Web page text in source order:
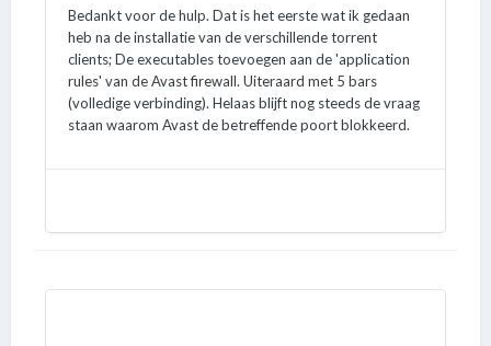
Bedankt voor de hulp. Dat is het eerste wat ik gedaan
heb na de installatie van de verschillende torrent
clients; De executables toevoegen aan de 'application
rules' van de Avast firewall. Uiteraard met 5 bars
(volledige verbinding). Helaas blijft nog steeds de vraag
staan waarom Avast de betreffende poort blokkeerd.